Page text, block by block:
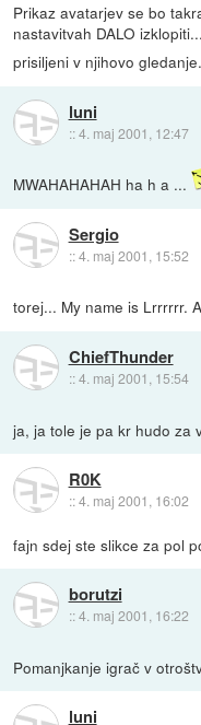
Prikaz avatarjev se bo
nastavitvah DALO
prisiljeni v njihovo
luni
::4. maj 2001, 12:47
MWAHAHAHAH ha h a ...
Sergio
::4. maj 2001, 15:52
torej... My name is Lrrrrrr.
ChiefThunder
::4. maj 2001, 15:54
ja, ja tole je pa kr hudo za
R0K
::4. maj 2001, 16:02
fajn sdej ste slikce za pol
borutzi
::4. maj 2001, 16:22
Pomanjkanje igrač v
luni